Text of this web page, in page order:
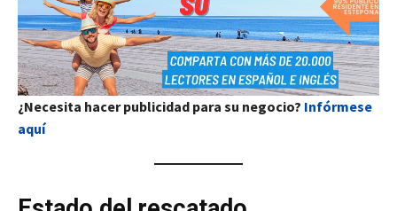
¿Necesita hacer publicidad para su negocio? Infórmese
aquí